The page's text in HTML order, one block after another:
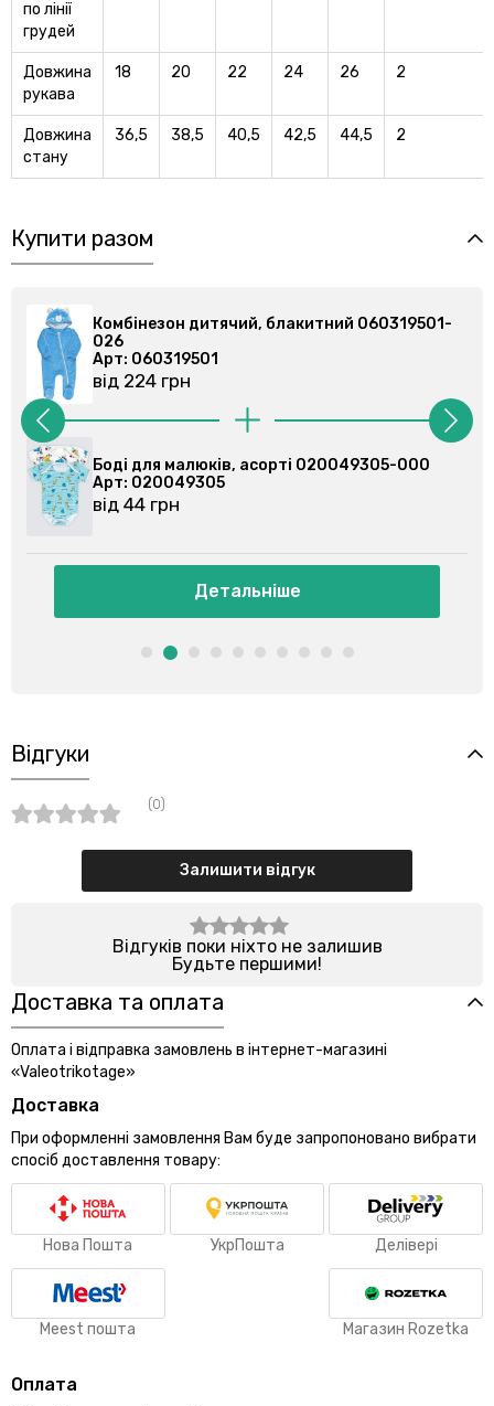
по лiнiї
грудей
Довжина
рукава
18 20 22 24 26 2
Довжина
стану
36,5 38,5 40,5 42,5 44,5 2
Купити разом
блакитний 060319501-
020049305-000
Комбінезон дитячий,
Боді для малюків,
Відгуки
(0)
Залишити відгук
Відгуків поки ніхто не залишив
Будьте першими!
Доставка та оплата
Оплата і відправка замовлень в інтернет-магазині
«Valeotrikotage»
Доставка
При оформленні замовлення Вам буде запропоновано вибрати
спосіб доставлення товару:
Нова Пошта УкрПошта Делівері
Meest пошта Магазин Rozetka
Оплата